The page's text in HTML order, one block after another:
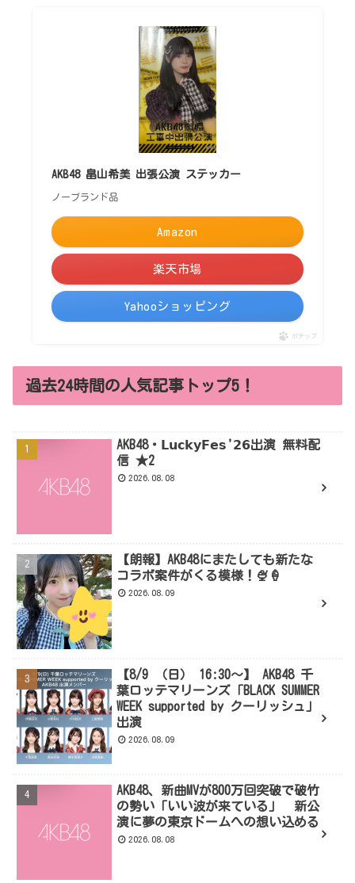
AKB48 畠山希美 出張公演 ステッカー
ノーブランド品
Amazon
楽天市場
Yahooショッピング
ポチップ
過去24時間の人気記事トップ5！
AKB48・𝗟𝘂𝗰𝗸𝘆𝗙𝗲𝘀'𝟮𝟲出演 無料配
信 ★2
2026.08.08
【朗報】AKB48にまたしても新たな
コラボ案件がくる模様！🍨🍦
2026.08.09
【8/9 （日） 16:30～】 AKB48 千
葉ロッテマリーンズ「BLACK SUMMER
WEEK supported by クーリッシュ」
出演
2026.08.09
AKB48、新曲MVが800万回突破で破竹
の勢い「いい波が来ている」 新公
演に夢の東京ドームへの想い込める
2026.08.08